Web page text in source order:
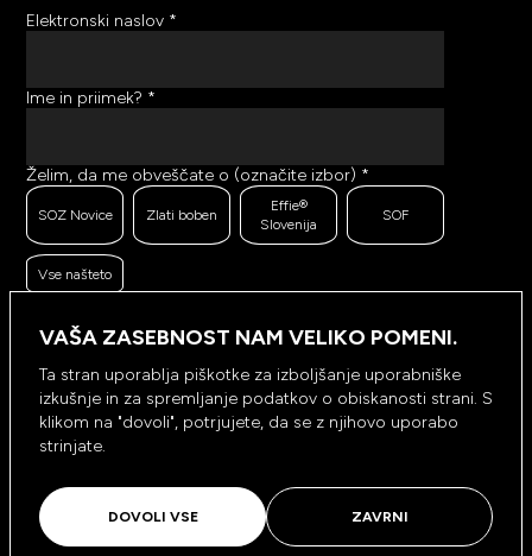
Elektronski naslov *
Ime in priimek? *
SOZ Novice Zlati boben
Effie®
Slovenija
SOF
Vse našteto
Želim, da me obveščate o (označite izbor) *
Da, dovolim
Ne, ne
zanimivo vsebino, bi želeli meriti odzive na poslana
sporočila. Ali nam dovolite, da beležimo, hranimo
prikaze prejetih sporočil ter klike na povezave v
prejetih sporočilih? *
NAROČI SE
VAŠA ZASEBNOST NAM VELIKO POMENI.
Ta stran uporablja piškotke za izboljšanje uporabniške
izkušnje in za spremljanje podatkov o obiskanosti strani. S
klikom na "dovoli", potrjujete, da se z njihovo uporabo
strinjate.
DOVOLI VSE ZAVRNI